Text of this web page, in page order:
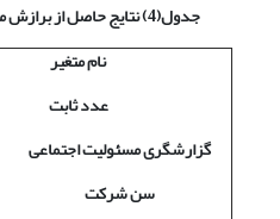
جدول(4) نتایج حاصل از برازش معادله رگرسیون فرضیه دوم
نام متغیر
عدد ثابت
گزارشگری مسئولیت اجتماعی
سن شرکت